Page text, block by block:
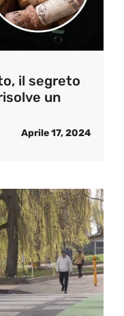
il segreto
un
Aprile 17, 2024